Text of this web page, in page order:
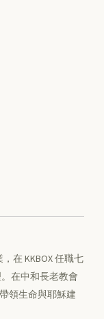
在 KKBOX 任職七
在中和長老教會
領生命與耶穌建